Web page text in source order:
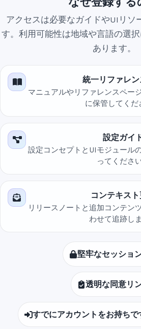
アクセスは必要なガイドやUIリソ
す。利用可能性は地域や言語の選
あります。
統一リファレ
マニュアルやリファレンスペー
に保管してくだ
設定ガイ
設定コンセプトとUIモジュール
ってください
コンテキス
リリースノートと追加コンテン
わせて追跡しま
堅牢なセッショ
透明な同意リ
すでにアカウントをお持ち